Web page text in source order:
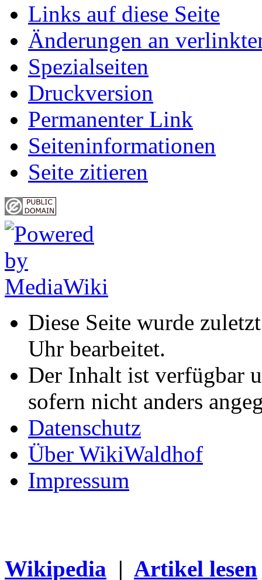
Links auf diese Seite
Änderungen an
Spezialseiten
Druckversion
Permanenter Link
Seiten­informationen
Seite zitieren
Diese Seite wurde
Uhr bearbeitet.
Der Inhalt ist verfügbar
sofern nicht anders
Datenschutz
Über WikiWaldhof
Impressum
Wikipedia | Artikel lesen